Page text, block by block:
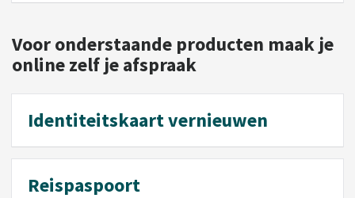
Voor onderstaande producten maak je
online zelf je afspraak
Identiteitskaart vernieuwen
Reispaspoort